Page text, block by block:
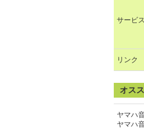
サービス
リンク
オス
ヤマハ
ヤマハ